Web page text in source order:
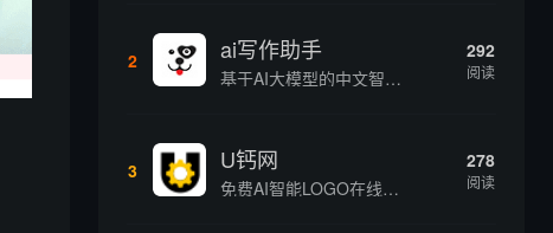
2 ai写作助手
基于AI大模型的中文智能写作工具，面向学生、自媒体、职场人士提供一站式文本创作服务 核心定位 AI写作助手是依托人工智能技术打造的创作辅助平台，专注中文文本生成与优化，帮助用户快速完成各类文案、文章、论文等内容创作，提升写作效率 核心功能 ...
292
阅读
3 U钙网
免费AI智能LOGO在线设计制作平台
278
阅读